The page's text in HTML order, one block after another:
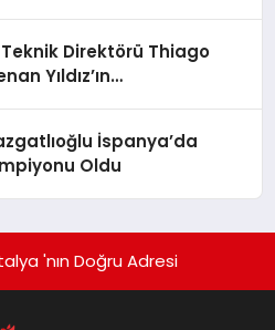
Direktörü Thiago
Yıldız’ın
İspanya’da
Oldu
'nın Doğru Adresi